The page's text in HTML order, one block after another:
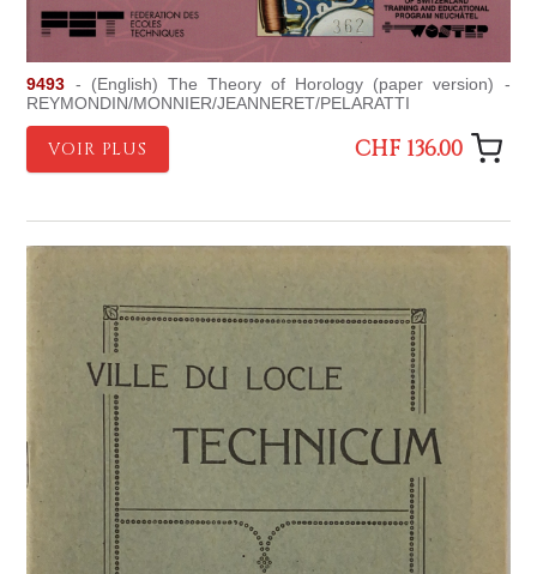
9493 - (English) The Theory of Horology (paper version) -
REYMONDIN/MONNIER/JEANNERET/PELARATTI
VOIR PLUS CHF 136.00